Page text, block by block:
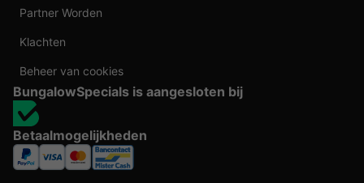
Partner Worden
Klachten
Beheer van cookies
BungalowSpecials is aangesloten bij
Betaalmogelijkheden